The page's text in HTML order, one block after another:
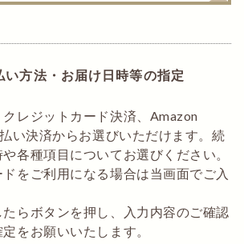
い方法・お届け日時等の指定
レジットカード決済、Amazon
い決済からお選びいただけます。続
各種項目についてお選びください。
をご利用になる場合は当画面でご入
たらボタンを押し、入力内容のご確認
をお願いいたします。